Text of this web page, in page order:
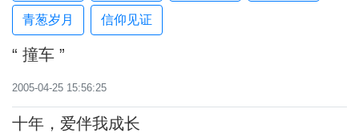
青葱岁月 信仰见证
“ 撞车 ”
2005-04-25 15:56:25
十年，爱伴我成长